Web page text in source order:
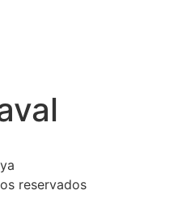
reservados